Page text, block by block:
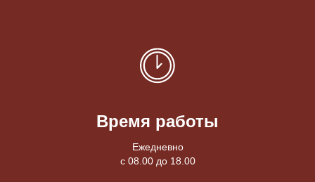
Время работы
Ежедневно
с 08.00 до 18.00